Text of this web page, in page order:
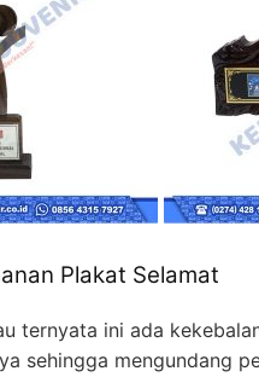
Plakat Selamat
ternyata ini ada
sehingga mengundang